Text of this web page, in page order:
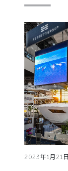
2023年1月21日